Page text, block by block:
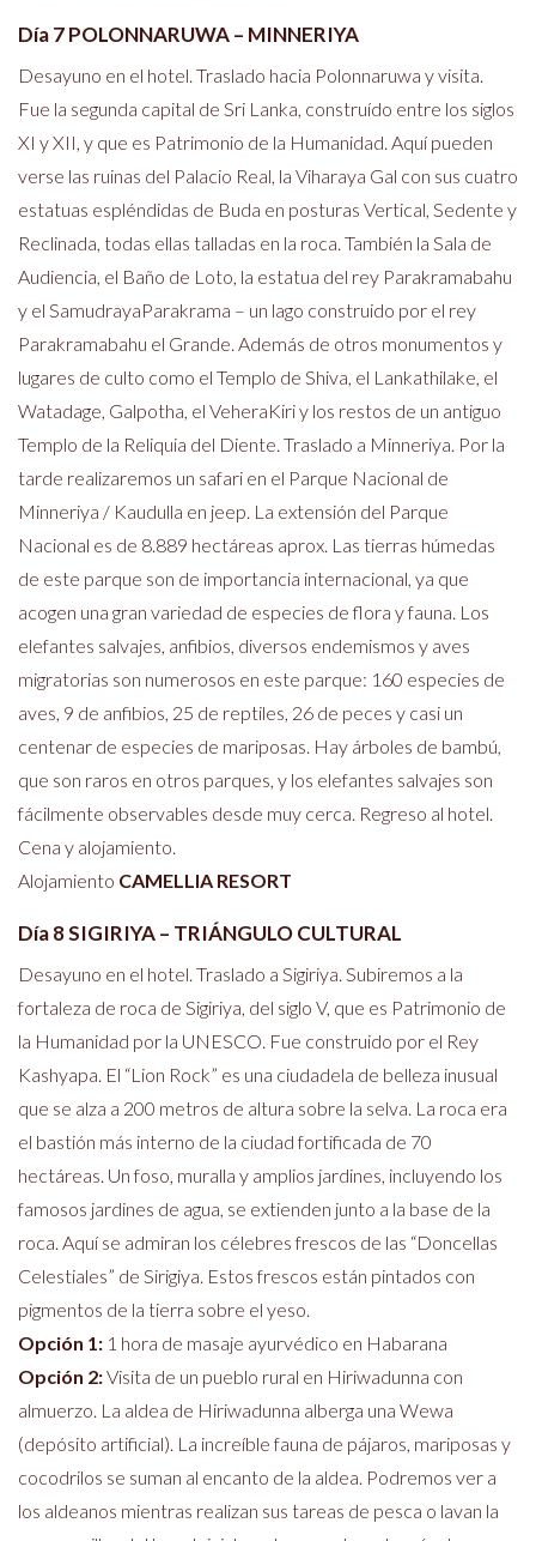
Día 7 POLONNARUWA – MINNERIYA
Desayuno en el hotel. Traslado hacia Polonnaruwa y visita.
Fue la segunda capital de Sri Lanka, construído entre los siglos
XI y XII, y que es Patrimonio de la Humanidad. Aquí pueden
verse las ruinas del Palacio Real, la Viharaya Gal con sus cuatro
estatuas espléndidas de Buda en posturas Vertical, Sedente y
Reclinada, todas ellas talladas en la roca. También la Sala de
Audiencia, el Baño de Loto, la estatua del rey Parakramabahu
y el SamudrayaParakrama – un lago construido por el rey
Parakramabahu el Grande. Además de otros monumentos y
lugares de culto como el Templo de Shiva, el Lankathilake, el
Watadage, Galpotha, el VeheraKiri y los restos de un antiguo
Templo de la Reliquia del Diente. Traslado a Minneriya. Por la
tarde realizaremos un safari en el Parque Nacional de
Minneriya / Kaudulla en jeep. La extensión del Parque
Nacional es de 8.889 hectáreas aprox. Las tierras húmedas
de este parque son de importancia internacional, ya que
acogen una gran variedad de especies de flora y fauna. Los
elefantes salvajes, anfibios, diversos endemismos y aves
migratorias son numerosos en este parque: 160 especies de
aves, 9 de anfibios, 25 de reptiles, 26 de peces y casi un
centenar de especies de mariposas. Hay árboles de bambú,
que son raros en otros parques, y los elefantes salvajes son
fácilmente observables desde muy cerca. Regreso al hotel.
Cena y alojamiento.
Alojamiento CAMELLIA RESORT
Día 8 SIGIRIYA – TRIÁNGULO CULTURAL
Desayuno en el hotel. Traslado a Sigiriya. Subiremos a la
fortaleza de roca de Sigiriya, del siglo V, que es Patrimonio de
la Humanidad por la UNESCO. Fue construido por el Rey
Kashyapa. El “Lion Rock” es una ciudadela de belleza inusual
que se alza a 200 metros de altura sobre la selva. La roca era
el bastión más interno de la ciudad fortificada de 70
hectáreas. Un foso, muralla y amplios jardines, incluyendo los
famosos jardines de agua, se extienden junto a la base de la
roca. Aquí se admiran los célebres frescos de las “Doncellas
Celestiales” de Sirigiya. Estos frescos están pintados con
pigmentos de la tierra sobre el yeso.
Opción 1: 1 hora de masaje ayurvédico en Habarana
Opción 2:Visita de un pueblo rural en Hiriwadunna con
almuerzo. La aldea de Hiriwadunna alberga una Wewa
(depósito artificial). La increíble fauna de pájaros, mariposas y
cocodrilos se suman al encanto de la aldea. Podremos ver a
los aldeanos mientras realizan sus tareas de pesca o lavan la